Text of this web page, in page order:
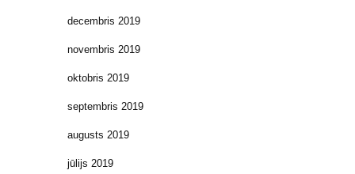
decembris 2019
novembris 2019
oktobris 2019
septembris 2019
augusts 2019
jūlijs 2019